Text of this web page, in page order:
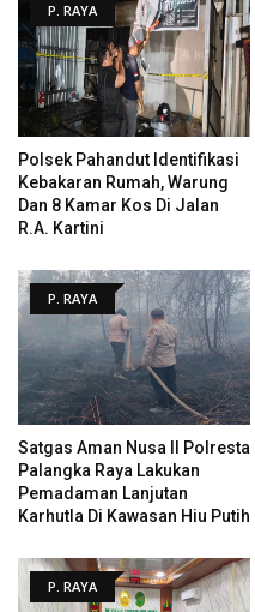
P. RAYA
Polsek Pahandut Identifikasi
Kebakaran Rumah, Warung
Dan 8 Kamar Kos Di Jalan
R.A. Kartini
P. RAYA
Satgas Aman Nusa II Polresta
Palangka Raya Lakukan
Pemadaman Lanjutan
Karhutla Di Kawasan Hiu Putih
P. RAYA